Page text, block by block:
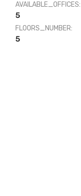
AVAILABLE_OFFICES:
5
FLOORS_NUMBER:
5